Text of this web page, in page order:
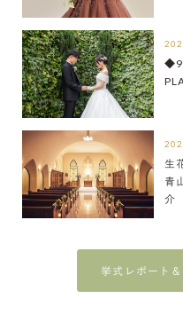
◆9
生
青
介
挙式レポート